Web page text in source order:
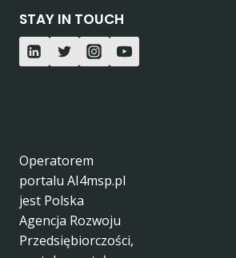
STAY IN TOUCH
Operatorem
portalu AI4msp.pl
jest Polska
Agencja Rozwoju
Przedsiębiorczości,